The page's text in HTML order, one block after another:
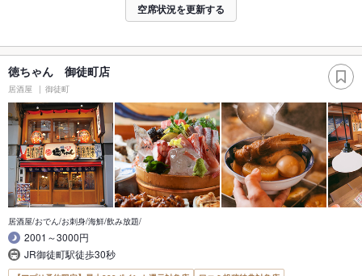
空席状況を更新する
徳ちゃん 御徒町店
居酒屋 御徒町
居酒屋/おでん/お刺身/海鮮/飲み放題/
2001～3000円
JR御徒町駅徒歩30秒